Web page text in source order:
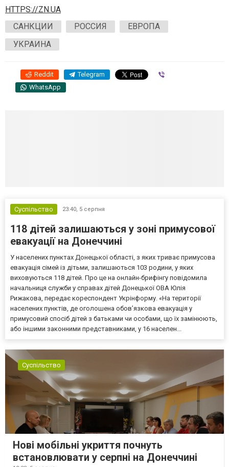
HTTPS://ZN.UA
САНКЦИИ
РОССИЯ
ЕВРОПА
УКРАИНА
Reddit Telegram
WhatsApp
Суспільство 23:40, 5 серпня
118 дітей залишаються у зоні примусової
евакуації на Донеччині
У населених пунктах Донецької області, з яких триває примусова
евакуація сімей із дітьми, залишаються 103 родини, у яких
виховуються 118 дітей. Про це на онлайн-брифінгу повідомила
начальниця служби у справах дітей Донецької ОВА Юлія
Рижакова, передає кореспондент Укрінформу. «На території
населених пунктів, де оголошена обов’язкова евакуація у
примусовий спосіб дітей з батьками чи особами, що їх замінюють,
або іншими законними представниками, у 16 населен...
Суспільство
Нові мобільні укриття почнуть
встановлювати у серпні на Донеччині